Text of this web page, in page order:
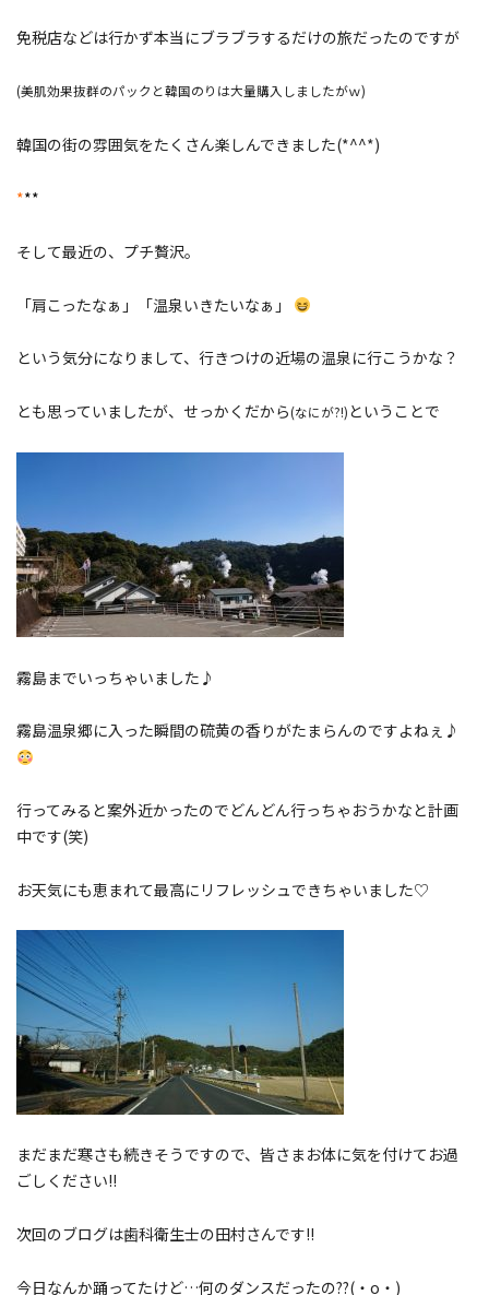
免税店などは行かず本当にブラブラするだけの旅だったのですが
(美肌効果抜群のパックと韓国のりは大量購入しましたがｗ)
韓国の街の雰囲気をたくさん楽しんできました(*^^*)
***
そして最近の、プチ贅沢。
「肩こったなぁ」「温泉いきたいなぁ」
という気分になりまして、行きつけの近場の温泉に行こうかな？
とも思っていましたが、せっかくだから(なにが?!)ということで
霧島までいっちゃいました♪
霧島温泉郷に入った瞬間の硫黄の香りがたまらんのですよねぇ♪
行ってみると案外近かったのでどんどん行っちゃおうかなと計画
中です(笑)
お天気にも恵まれて最高にリフレッシュできちゃいました♡
まだまだ寒さも続きそうですので、皆さまお体に気を付けてお過
ごしください!!
次回のブログは歯科衛生士の田村さんです!!
今日なんか踊ってたけど…何のダンスだったの??(・o・)